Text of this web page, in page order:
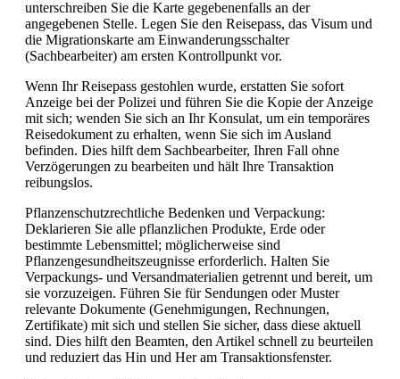
unterschreiben Sie die Karte gegebenenfalls an der
angegebenen Stelle. Legen Sie den Reisepass, das Visum und
die Migrationskarte am Einwanderungsschalter
(Sachbearbeiter) am ersten Kontrollpunkt vor.
Wenn Ihr Reisepass gestohlen wurde, erstatten Sie sofort
Anzeige bei der Polizei und führen Sie die Kopie der Anzeige
mit sich; wenden Sie sich an Ihr Konsulat, um ein temporäres
Reisedokument zu erhalten, wenn Sie sich im Ausland
befinden. Dies hilft dem Sachbearbeiter, Ihren Fall ohne
Verzögerungen zu bearbeiten und hält Ihre Transaktion
reibungslos.
Pflanzenschutzrechtliche Bedenken und Verpackung:
Deklarieren Sie alle pflanzlichen Produkte, Erde oder
bestimmte Lebensmittel; möglicherweise sind
Pflanzengesundheitszeugnisse erforderlich. Halten Sie
Verpackungs- und Versandmaterialien getrennt und bereit, um
sie vorzuzeigen. Führen Sie für Sendungen oder Muster
relevante Dokumente (Genehmigungen, Rechnungen,
Zertifikate) mit sich und stellen Sie sicher, dass diese aktuell
sind. Dies hilft den Beamten, den Artikel schnell zu beurteilen
und reduziert das Hin und Her am Transaktionsfenster.